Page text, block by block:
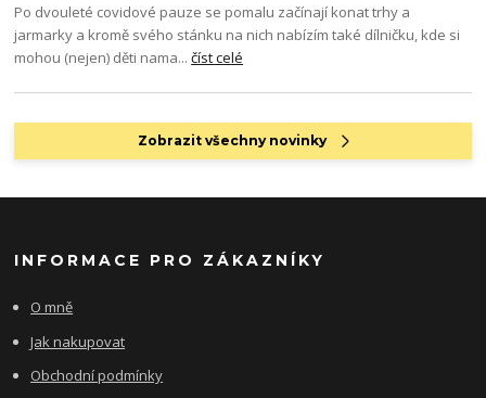
Po dvouleté covidové pauze se pomalu začínají konat trhy a
jarmarky a kromě svého stánku na nich nabízím také dílničku, kde si
mohou (nejen) děti nama...číst celé
Zobrazit všechny novinky
INFORMACE PRO ZÁKAZNÍKY
O mně
Jak nakupovat
Obchodní podmínky